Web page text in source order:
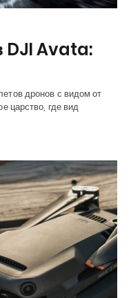
DJI Avata:
дронов с видом от
царство, где вид